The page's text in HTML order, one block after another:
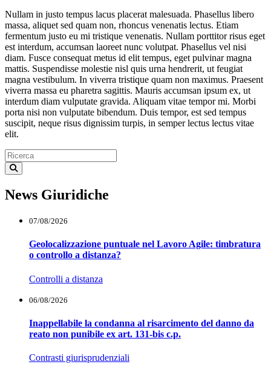
Nullam in justo tempus lacus placerat malesuada. Phasellus libero
massa, aliquet sed quam non, rhoncus venenatis lectus. Etiam
fermentum justo eu mi tristique venenatis. Nullam porttitor risus eget
est interdum, accumsan laoreet nunc volutpat. Phasellus vel nisi
diam. Fusce consequat metus id elit tempus, eget pulvinar magna
mattis. Suspendisse molestie nisl quis urna hendrerit, ut feugiat
magna vestibulum. In viverra tristique quam non maximus. Praesent
viverra massa eu pharetra sagittis. Mauris accumsan ipsum ex, ut
interdum diam vulputate gravida. Aliquam vitae tempor mi. Morbi
porta nisi non vulputate bibendum. Duis tempor, est sed tempus
suscipit, neque risus dignissim turpis, in semper lectus lectus vitae
elit.
News Giuridiche
07/08/2026
Geolocalizzazione puntuale nel Lavoro Agile: timbratura
o controllo a distanza?
Controlli a distanza
06/08/2026
Inappellabile la condanna al risarcimento del danno da
reato non punibile ex art. 131-bis c.p.
Contrasti giurisprudenziali